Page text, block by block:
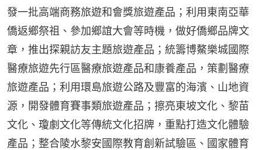
發一批高端商務旅遊和會獎旅遊產品；利用東南亞華
僑返鄉祭祖、參加鄉誼大會等時機，做好僑鄉品牌文
章，推出探親訪友主題旅遊產品；統籌博鰲樂城國際
醫療旅遊先行區醫療旅遊產品和康養產品，策劃醫療
旅遊產品；利用環島旅遊公路及豐富的海濱、山地資
源，開發體育賽事類旅遊產品；擦亮東坡文化、黎苗
文化、瓊劇文化等傳統文化招牌，重點打造文化體驗
產品；整合陵水黎安國際教育創新試驗區、國家體育